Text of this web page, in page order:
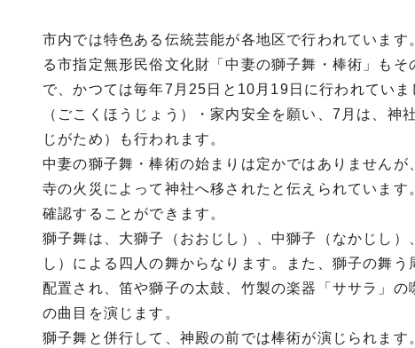
市内では特色ある伝統芸能が各地区で行われていま
る市指定無形民俗文化財「中妻の獅子舞・棒術」も
で、かつては毎年7月25日と10月19日に行われてい
（ごこくほうじょう）・家内安全を願い、7月は、
じがため）も行われます。
中妻の獅子舞・棒術の始まりは定かではありません
寺の火災によって神社へ移されたと伝えられていま
確認することができます。
獅子舞は、大獅子（おおじし）、中獅子（なかじし
し）による四人の舞からなります。また、獅子の舞
配置され、笛や獅子の太鼓、竹製の楽器「ササラ」
の曲目を演じます。
獅子舞と併行して、神殿の前では棒術が演じられま